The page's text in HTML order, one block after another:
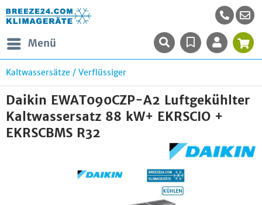
Menü
Kaltwassersätze / Verflüssiger
Daikin EWAT090CZP-A2 Luftgekühlter
Kaltwassersatz 88 kW+ EKRSCIO +
EKRSCBMS R32